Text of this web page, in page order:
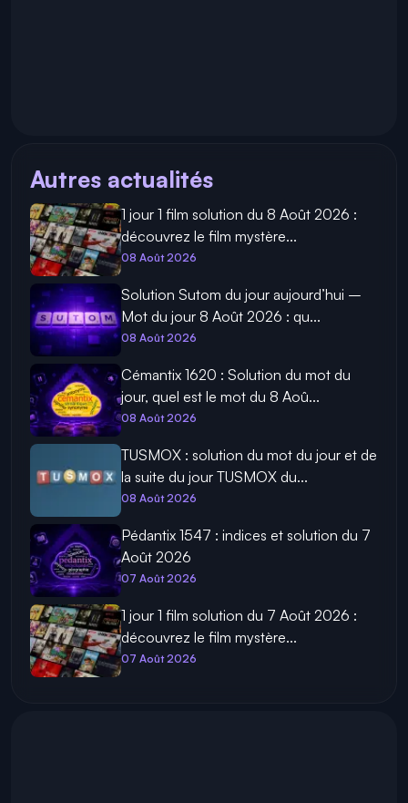
Autres actualités
1 jour 1 film solution du 8 Août 2026 :
découvrez le film mystère...
08 Août 2026
Solution Sutom du jour aujourd’hui –
Mot du jour 8 Août 2026 : qu...
08 Août 2026
Cémantix 1620 : Solution du mot du
jour, quel est le mot du 8 Aoû...
08 Août 2026
TUSMOX : solution du mot du jour et de
la suite du jour TUSMOX du...
08 Août 2026
Pédantix 1547 : indices et solution du 7
Août 2026
07 Août 2026
1 jour 1 film solution du 7 Août 2026 :
découvrez le film mystère...
07 Août 2026